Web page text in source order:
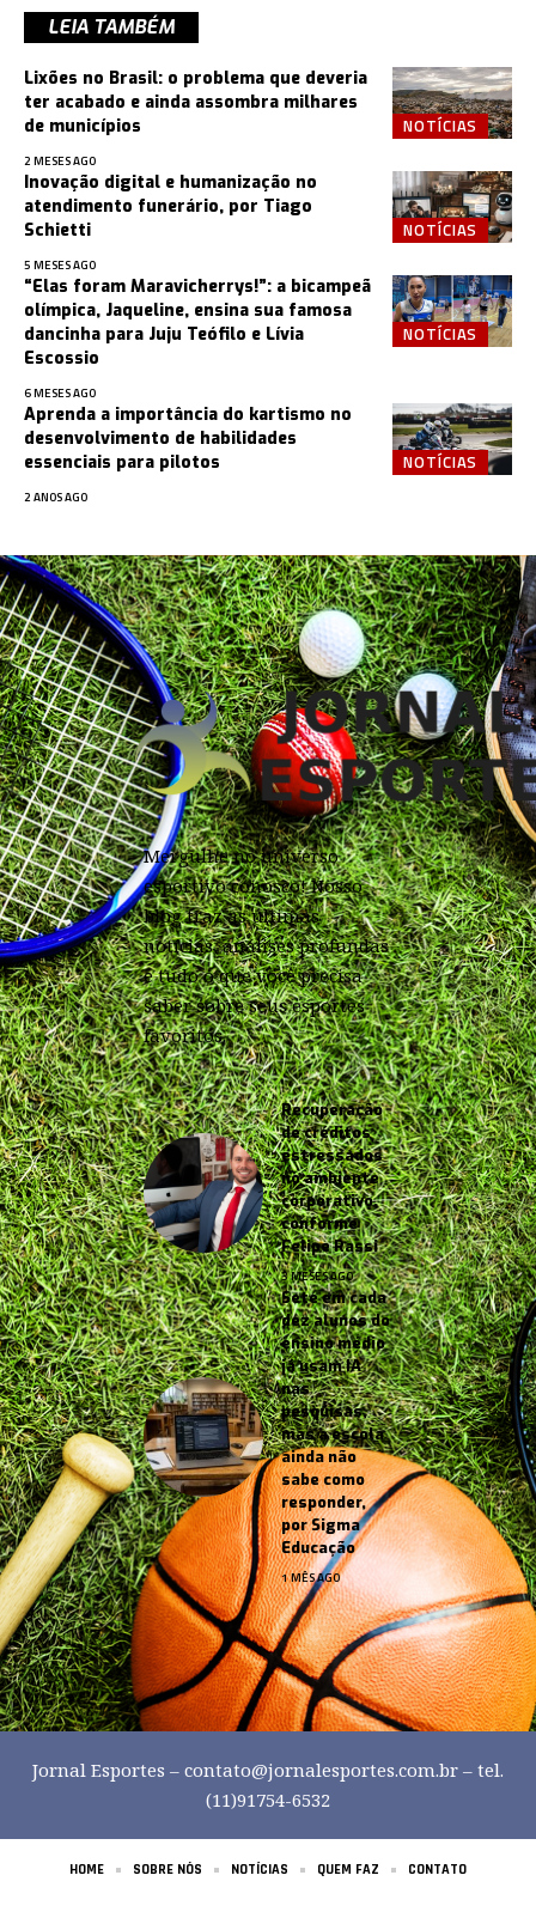
LEIA TAMBÉM
NOTÍCIAS
Lixões no Brasil: o problema que deveria
ter acabado e ainda assombra milhares
de municípios
2 MESES AGO
NOTÍCIAS
Inovação digital e humanização no
atendimento funerário, por Tiago
Schietti
5 MESES AGO
NOTÍCIAS
“Elas foram Maravicherrys!”: a bicampeã
olímpica, Jaqueline, ensina sua famosa
dancinha para Juju Teófilo e Lívia
Escossio
6 MESES AGO
NOTÍCIAS
Aprenda a importância do kartismo no
desenvolvimento de habilidades
essenciais para pilotos
2 ANOS AGO
Mergulhe no universo
esportivo conosco! Nosso
blog traz as últimas
notícias, análises profundas
e tudo o que você precisa
saber sobre seus esportes
favoritos.
Recuperação
de créditos
estressados
no ambiente
corporativo,
conforme
Felipe Rassi
3 MESES AGO
Sete em cada
dez alunos do
ensino médio
já usam IA
nas
pesquisas,
mas a escola
ainda não
sabe como
responder,
por Sigma
Educação
1 MÊS AGO
Jornal Esportes – contato@jornalesportes.com.br – tel.
(11)91754-6532
HOME SOBRE NÓS NOTÍCIAS QUEM FAZ CONTATO